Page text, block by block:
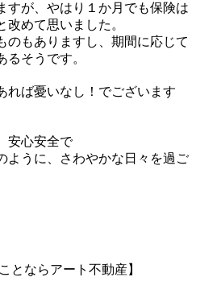
すが、やはり１か月でも保険は
めて思いました。
のもありますし、期間に応じて
そうです。
れば憂いなし！でございます
安心安全で
ように、さわやかな日々を過ご
とならアート不動産】